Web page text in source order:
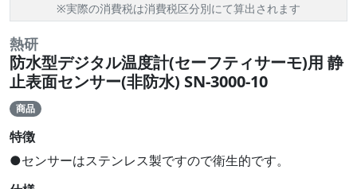
※実際の消費税は消費税区分別にて算出されます
熱研
防水型デジタル温度計(セーフティサーモ)用 静
止表面センサー(非防水) SN-3000-10
商品
特徴
●センサーはステンレス製ですので衛生的です。